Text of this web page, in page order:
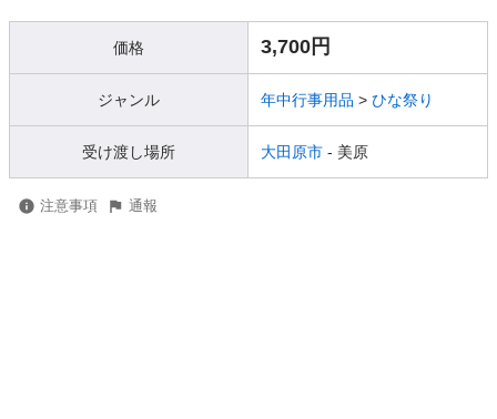
価格 3,700円
ジャンル 年中行事用品 > ひな祭り
受け渡し場所 大田原市 - 美原
注意事項 通報